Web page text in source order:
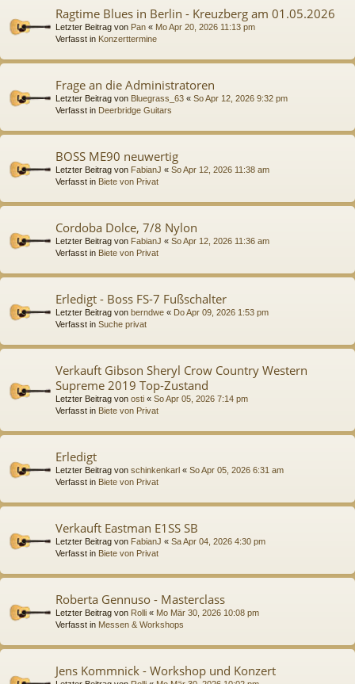
Ragtime Blues in Berlin - Kreuzberg am 01.05.2026
Letzter Beitrag von Pan « Mo Apr 20, 2026 11:13 pm
Verfasst in Konzerttermine
Frage an die Administratoren
Letzter Beitrag von Bluegrass_63 « So Apr 12, 2026 9:32 pm
Verfasst in Deerbridge Guitars
BOSS ME90 neuwertig
Letzter Beitrag von FabianJ « So Apr 12, 2026 11:38 am
Verfasst in Biete von Privat
Cordoba Dolce, 7/8 Nylon
Letzter Beitrag von FabianJ « So Apr 12, 2026 11:36 am
Verfasst in Biete von Privat
Erledigt - Boss FS-7 Fußschalter
Letzter Beitrag von berndwe « Do Apr 09, 2026 1:53 pm
Verfasst in Suche privat
Verkauft Gibson Sheryl Crow Country Western
Supreme 2019 Top-Zustand
Letzter Beitrag von osti « So Apr 05, 2026 7:14 pm
Verfasst in Biete von Privat
Erledigt
Letzter Beitrag von schinkenkarl « So Apr 05, 2026 6:31 am
Verfasst in Biete von Privat
Verkauft Eastman E1SS SB
Letzter Beitrag von FabianJ « Sa Apr 04, 2026 4:30 pm
Verfasst in Biete von Privat
Roberta Gennuso - Masterclass
Letzter Beitrag von Rolli « Mo Mär 30, 2026 10:08 pm
Verfasst in Messen & Workshops
Jens Kommnick - Workshop und Konzert